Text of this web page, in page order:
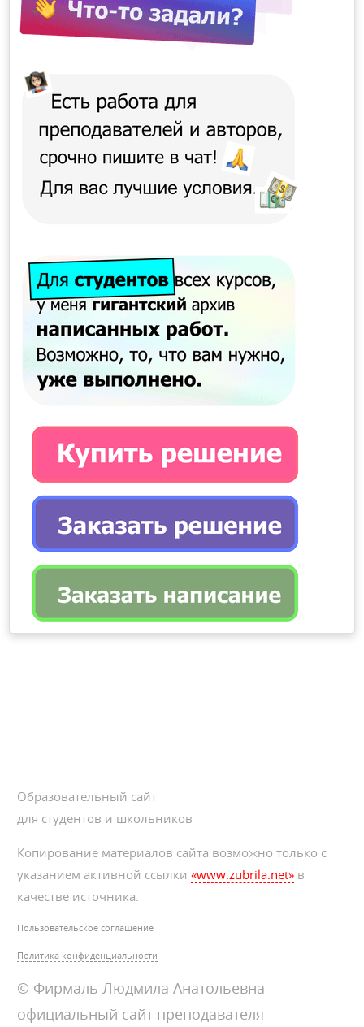
Образовательный сайт
для студентов и школьников
Копирование материалов сайта возможно только с
указанием активной ссылки«www.zubrila.net» в
качестве источника.
Пользовательское соглашение
Политика конфиденциальности
© Фирмаль Людмила Анатольевна —
официальный сайт преподавателя